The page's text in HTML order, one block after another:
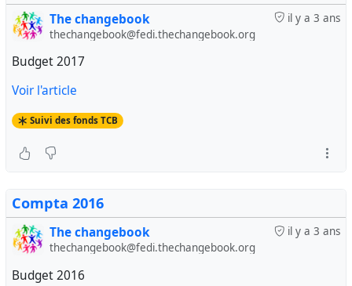
il y a 3 ans
The changebook
thechangebook@fedi.thechangebook.org
Budget 2017
Voir l'article
Suivi des fonds TCB
Compta 2016
il y a 3 ans
The changebook
thechangebook@fedi.thechangebook.org
Budget 2016